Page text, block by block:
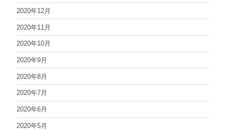
2020年12月
2020年11月
2020年10月
2020年9月
2020年8月
2020年7月
2020年6月
2020年5月